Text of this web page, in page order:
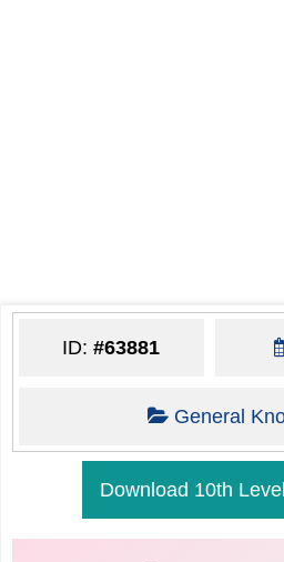
ID:#63881
General
Download 10th